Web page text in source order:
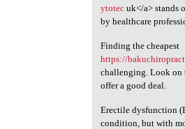
ytotecuk</a> stands
by healthcare
Finding the cheapest
https://
challenging. Look on
offer a good deal.
Erectile dysfunction
condition, but with